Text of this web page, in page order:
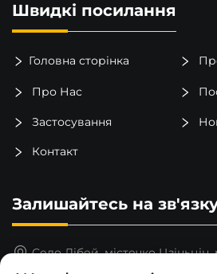
Швидкі посилання
Головна сторінка
Про Нас
Застосування
Контакт
Залишайтесь на
Село Лібей, містечко